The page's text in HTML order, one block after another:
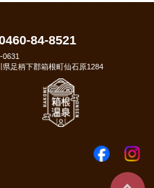
84-8521
0631
県足柄下郡箱根町仙石原1284